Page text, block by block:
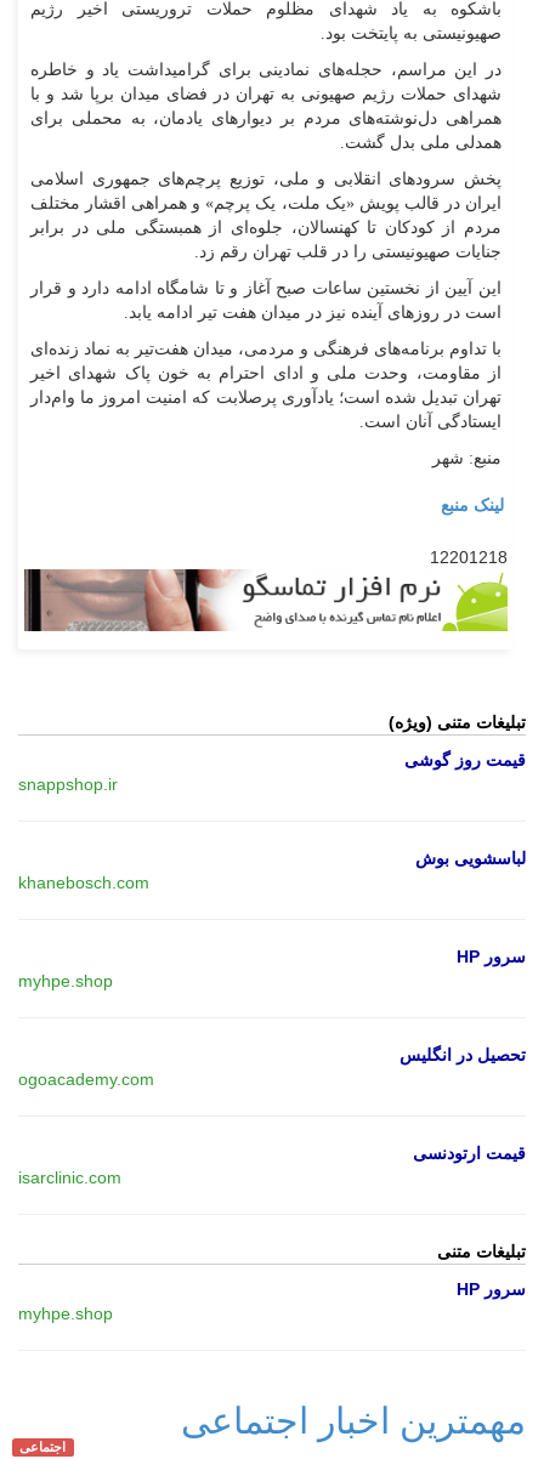
باشکوه به یاد شهدای مظلوم حملات تروریستی اخیر رژیم
صهیونیستی به پایتخت بود.
در این مراسم، حجله‌های نمادینی برای گرامیداشت یاد و خاطره
شهدای حملات رژیم صهیونی به تهران در فضای میدان برپا شد و با
همراهی دل‌نوشته‌های مردم بر دیوار‌های یادمان، به محملی برای
همدلی ملی بدل گشت.
پخش سرود‌های انقلابی و ملی، توزیع پرچم‌های جمهوری اسلامی
ایران در قالب پویش «یک ملت، یک پرچم» و همراهی اقشار مختلف
مردم از کودکان تا کهنسالان، جلوه‌ای از همبستگی ملی در برابر
جنایات صهیونیستی را در قلب تهران رقم زد.
این آیین از نخستین ساعات صبح آغاز و تا شامگاه ادامه دارد و قرار
است در روز‌های آینده نیز در میدان هفت تیر ادامه یابد.
با تداوم برنامه‌های فرهنگی و مردمی، میدان هفت‌تیر به نماد زنده‌ای
از مقاومت، وحدت ملی و ادای احترام به خون پاک شهدای اخیر
تهران تبدیل شده است؛ یادآوری پرصلابت که امنیت امروز ما وام‌دار
ایستادگی آنان است.
منبع: شهر
لینک منبع
12201218
تبلیغات متنی (ویژه)
قیمت روز گوشی
snappshop.ir
لباسشویی بوش
khanebosch.com
سرور HP
myhpe.shop
تحصیل در انگلیس
ogoacademy.com
قیمت ارتودنسی
isarclinic.com
تبلیغات متنی
سرور HP
myhpe.shop
مهمترین اخبار اجتماعی
اجتماعی